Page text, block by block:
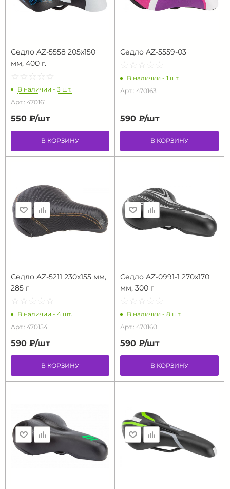
Седло AZ-5558 205x150
мм, 400 г.
☆ ☆ ☆ ☆ ☆
★ ★ ★ ★ ★
В наличии - 3 шт.
Арт.: 470161
550 ₽/шт
В КОРЗИНУ
Седло AZ-5559-03
☆ ☆ ☆ ☆ ☆
★ ★ ★ ★ ★
В наличии - 1 шт.
Арт.: 470163
590 ₽/шт
В КОРЗИНУ
Седло AZ-5211 230x155 мм,
285 г
☆ ☆ ☆ ☆ ☆
★ ★ ★ ★ ★
В наличии - 4 шт.
Арт.: 470154
590 ₽/шт
В КОРЗИНУ
Седло AZ-0991-1 270x170
мм, 300 г
☆ ☆ ☆ ☆ ☆
★ ★ ★ ★ ★
В наличии - 8 шт.
Арт.: 470160
590 ₽/шт
В КОРЗИНУ